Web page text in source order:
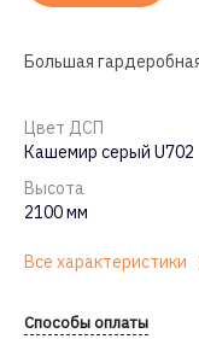
Большая
Цвет ДСП
Кашемир серый U702
Высота
2100 мм
Все характеристики
Способы оплаты